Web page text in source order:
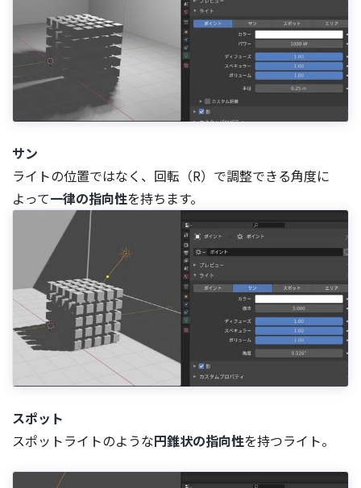
サン
ライトの位置ではなく、回転（R）で調整できる角度に
よって一律の指向性を持ちます。
スポット
スポットライトのような円錐状の指向性を持つライト。